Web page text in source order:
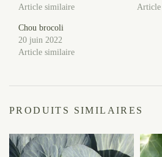
Article similaire
Chou brocoli
20 juin 2022
Article similaire
PRODUITS SIMILAIRES